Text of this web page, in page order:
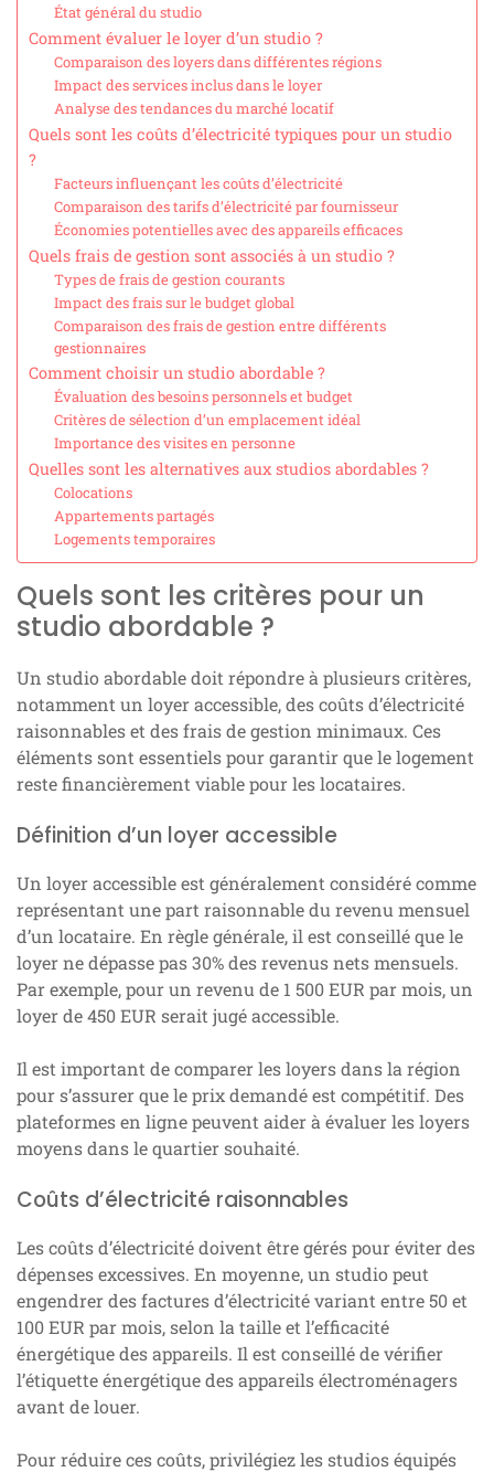
État général du studio
Comment évaluer le loyer d’un studio ?
Comparaison des loyers dans différentes régions
Impact des services inclus dans le loyer
Analyse des tendances du marché locatif
Quels sont les coûts d’électricité typiques pour un studio
?
Facteurs influençant les coûts d’électricité
Comparaison des tarifs d’électricité par fournisseur
Économies potentielles avec des appareils efficaces
Quels frais de gestion sont associés à un studio ?
Types de frais de gestion courants
Impact des frais sur le budget global
Comparaison des frais de gestion entre différents
gestionnaires
Comment choisir un studio abordable ?
Évaluation des besoins personnels et budget
Critères de sélection d’un emplacement idéal
Importance des visites en personne
Quelles sont les alternatives aux studios abordables ?
Colocations
Appartements partagés
Logements temporaires
Quels sont les critères pour un
studio abordable ?
Un studio abordable doit répondre à plusieurs critères,
notamment un loyer accessible, des coûts d’électricité
raisonnables et des frais de gestion minimaux. Ces
éléments sont essentiels pour garantir que le logement
reste financièrement viable pour les locataires.
Définition d’un loyer accessible
Un loyer accessible est généralement considéré comme
représentant une part raisonnable du revenu mensuel
d’un locataire. En règle générale, il est conseillé que le
loyer ne dépasse pas 30% des revenus nets mensuels.
Par exemple, pour un revenu de 1 500 EUR par mois, un
loyer de 450 EUR serait jugé accessible.
Il est important de comparer les loyers dans la région
pour s’assurer que le prix demandé est compétitif. Des
plateformes en ligne peuvent aider à évaluer les loyers
moyens dans le quartier souhaité.
Coûts d’électricité raisonnables
Les coûts d’électricité doivent être gérés pour éviter des
dépenses excessives. En moyenne, un studio peut
engendrer des factures d’électricité variant entre 50 et
100 EUR par mois, selon la taille et l’efficacité
énergétique des appareils. Il est conseillé de vérifier
l’étiquette énergétique des appareils électroménagers
avant de louer.
Pour réduire ces coûts, privilégiez les studios équipés